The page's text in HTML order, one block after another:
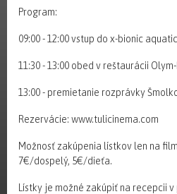
Program:
09:00 - 12:00 vstup do x-bionic
11:30 - 13:00 obed v reštaurácii
13:00 - premietanie rozprávky
Rezervácie: www.tulicinema.com
Možnosť zakúpenia lístkov len na
7€/dospelý, 5€/dieťa.
Lístky je možné zakúpiť na recepcii